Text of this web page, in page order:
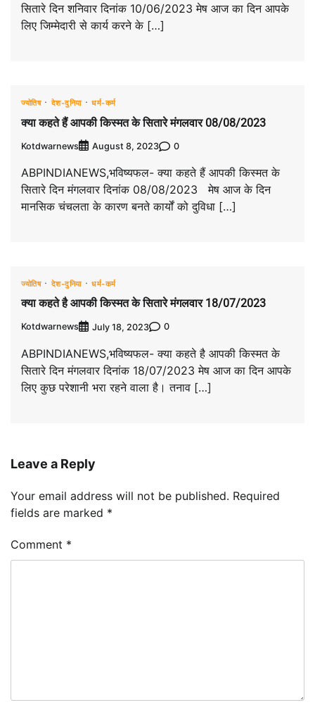
सितारे दिन शनिवार दिनांक 10/06/2023 मेष आज का दिन आपके
लिए जिम्मेदारी से कार्य करने के […]
ज्योतिष देश-दुनिया धर्म-कर्म
क्या कहते हैं आपकी किस्मत के सितारे मंगलवार 08/08/2023
Kotdwarnews August 8, 2023 0
ABPINDIANEWS,भविष्यफल- क्या कहते हैं आपकी किस्मत के
सितारे दिन मंगलवार दिनांक 08/08/2023 मेष आज के दिन
मानसिक चंचलता के कारण बनते कार्यों को दुविधा […]
ज्योतिष देश-दुनिया धर्म-कर्म
क्या कहते है आपकी किस्मत के सितारे मंगलवार 18/07/2023
Kotdwarnews July 18, 2023 0
ABPINDIANEWS,भविष्यफल- क्या कहते है आपकी किस्मत के
सितारे दिन मंगलवार दिनांक 18/07/2023 मेष आज का दिन आपके
लिए कुछ परेशानी भरा रहने वाला है। तनाव […]
Leave a Reply
Your email address will not be published. Required
fields are marked *
Comment *